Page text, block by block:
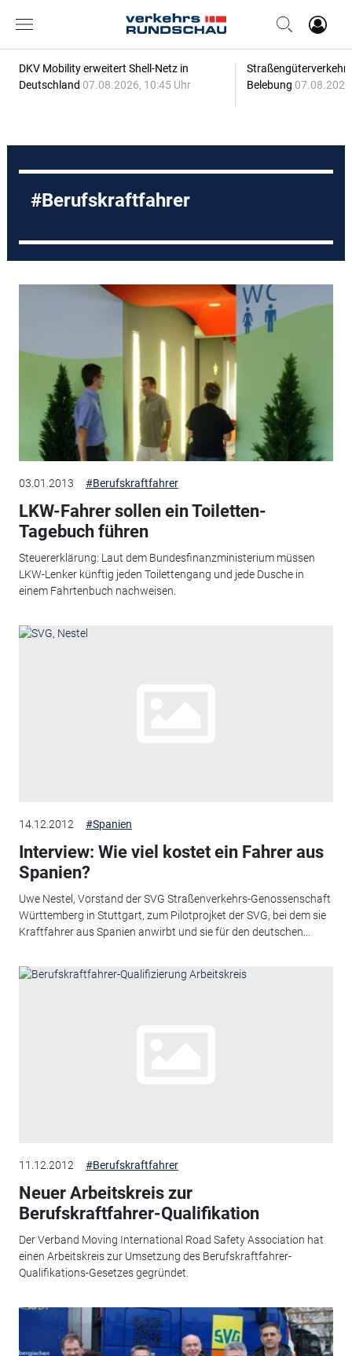
DKV Mobility erweitert Shell-Netz in
Deutschland 07.08.2026, 10:45 Uhr
Straßengüterverkehr
Belebung
Berufskraftfahrer
03.01.2013 #Berufskraftfahrer
LKW-Fahrer sollen ein Toiletten-
Tagebuch führen
Steuererklärung: Laut dem Bundesfinanzministerium müssen
LKW-Lenker künftig jeden Toilettengang und jede Dusche in
einem Fahrtenbuch nachweisen.
14.12.2012 #Spanien
Interview: Wie viel kostet ein Fahrer aus
Spanien?
Uwe Nestel, Vorstand der SVG Straßenverkehrs-Genossenschaft
Württemberg in Stuttgart, zum Pilotprojket der SVG, bei dem sie
Kraftfahrer aus Spanien anwirbt und sie für den deutschen...
11.12.2012 #Berufskraftfahrer
Neuer Arbeitskreis zur
Berufskraftfahrer-Qualifikation
Der Verband Moving International Road Safety Association hat
einen Arbeitskreis zur Umsetzung des Berufskraftfahrer-
Qualifikations-Gesetzes gegründet.